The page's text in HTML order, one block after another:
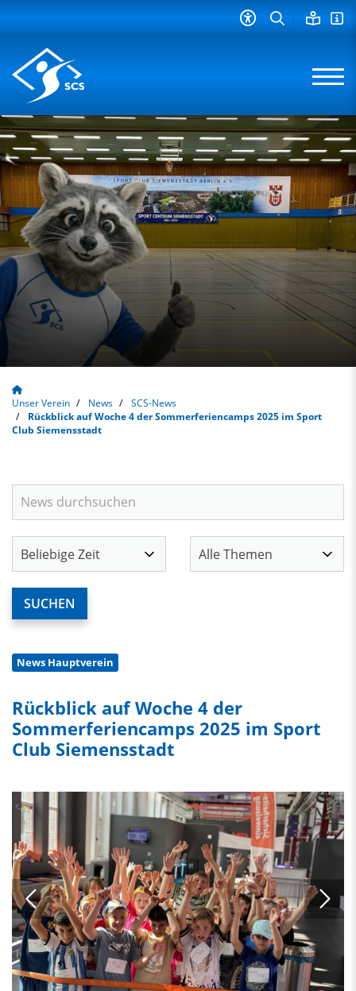
Unser Verein News
SCS-News
Rückblick auf Woche 4 der Sommerferiencamps 2025 im Sport
Club Siemensstadt
News Hauptverein
Rückblick auf Woche 4 der
Sommerferiencamps 2025 im Sport
Club Siemensstadt